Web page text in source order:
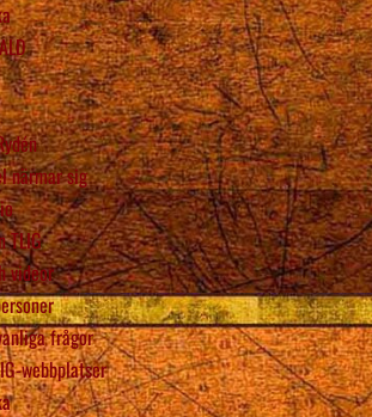
närmar sig
TLIG
videor
frågor
webbplatser